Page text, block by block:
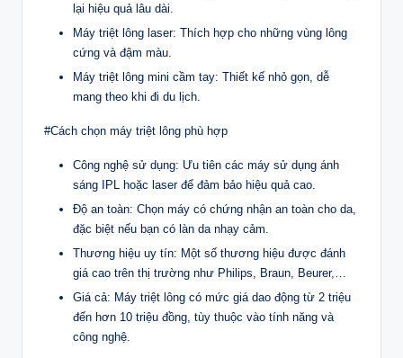
lại hiệu quả lâu dài.
Máy triệt lông laser: Thích hợp cho những vùng lông
cứng và đậm màu.
Máy triệt lông mini cầm tay: Thiết kế nhỏ gọn, dễ
mang theo khi đi du lịch.
#Cách chọn máy triệt lông phù hợp
Công nghệ sử dụng: Ưu tiên các máy sử dụng ánh
sáng IPL hoặc laser để đảm bảo hiệu quả cao.
Độ an toàn: Chọn máy có chứng nhận an toàn cho da,
đặc biệt nếu bạn có làn da nhạy cảm.
Thương hiệu uy tín: Một số thương hiệu được đánh
giá cao trên thị trường như Philips, Braun, Beurer,…
Giá cả: Máy triệt lông có mức giá dao động từ 2 triệu
đến hơn 10 triệu đồng, tùy thuộc vào tính năng và
công nghệ.